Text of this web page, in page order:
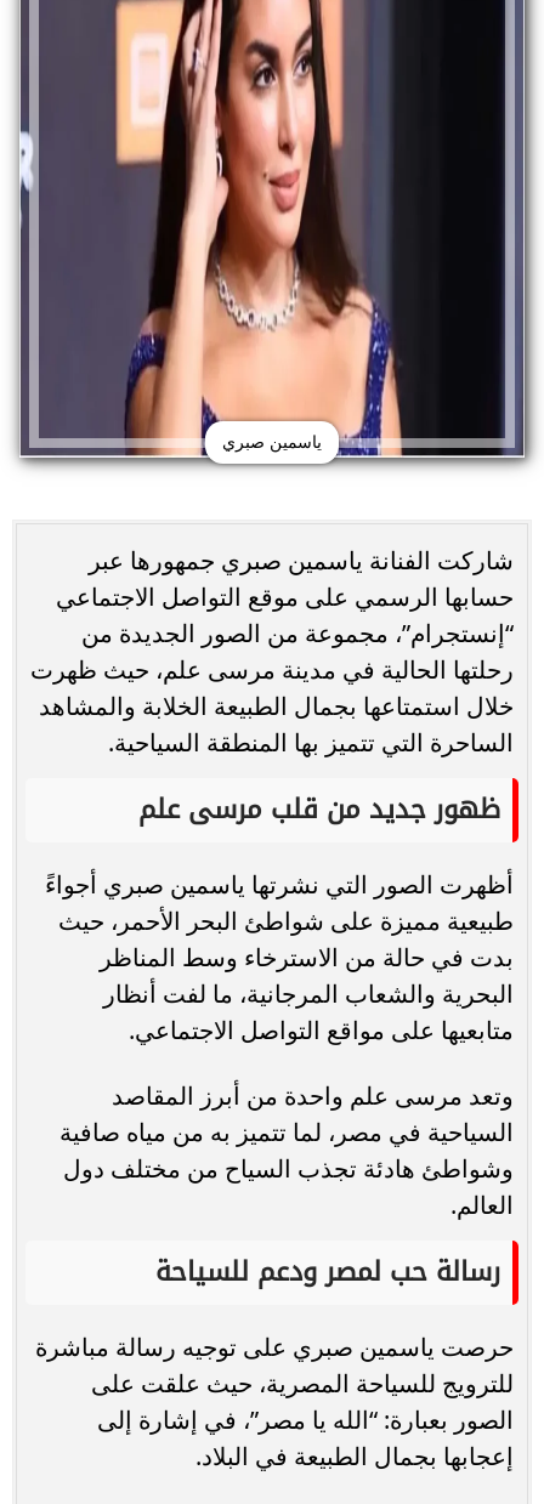
ياسمين صبري
شاركت الفنانة ياسمين صبري جمهورها عبر
حسابها الرسمي على موقع التواصل الاجتماعي
“إنستجرام”، مجموعة من الصور الجديدة من
رحلتها الحالية في مدينة مرسى علم، حيث ظهرت
خلال استمتاعها بجمال الطبيعة الخلابة والمشاهد
الساحرة التي تتميز بها المنطقة السياحية.
ظهور جديد من قلب مرسى علم
أظهرت الصور التي نشرتها ياسمين صبري أجواءً
طبيعية مميزة على شواطئ البحر الأحمر، حيث
بدت في حالة من الاسترخاء وسط المناظر
البحرية والشعاب المرجانية، ما لفت أنظار
متابعيها على مواقع التواصل الاجتماعي.
وتعد مرسى علم واحدة من أبرز المقاصد
السياحية في مصر، لما تتميز به من مياه صافية
وشواطئ هادئة تجذب السياح من مختلف دول
العالم.
رسالة حب لمصر ودعم للسياحة
حرصت ياسمين صبري على توجيه رسالة مباشرة
للترويج للسياحة المصرية، حيث علقت على
الصور بعبارة: “الله يا مصر”، في إشارة إلى
إعجابها بجمال الطبيعة في البلاد.